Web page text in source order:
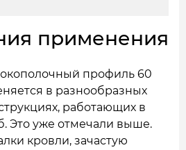
применения
профиль 60
в разнообразных
работающих в
Это уже отмечали выше.
кровли, зачастую